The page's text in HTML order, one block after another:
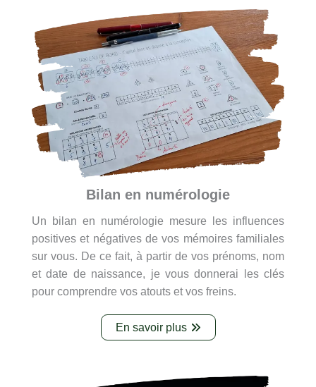
Bilan en numérologie
Un bilan en numérologie mesure les influences
positives et négatives de vos mémoires familiales
sur vous. De ce fait, à partir de vos prénoms, nom
et date de naissance, je vous donnerai les clés
pour comprendre vos atouts et vos freins.
En savoir plus